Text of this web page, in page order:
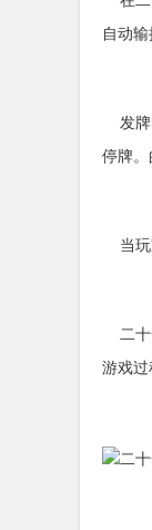
自动输
发牌
停牌。
当玩
二十
游戏过